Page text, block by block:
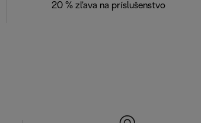
20 % zľava na príslušenstvo